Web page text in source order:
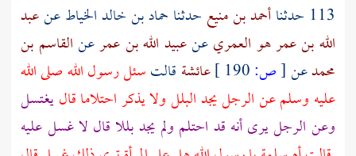
113 حدثنا
أحمد بن منيع حدثنا حماد بن خالد الخياطعنعبد
الله بن عمر هو العمريعنعبيد الله بن عمرعنالقاسم بن
محمدعن[ص: عائشة قالتسئل رسول الله صلى الله
عليه وسلم عن الرجل يجد البلل ولا يذكر احتلاما قاليغتسل
وعن الرجل يرى أنه قد احتلم ولم يجد بللا قال لا غسل عليه